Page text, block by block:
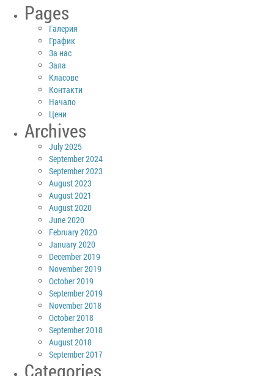
Pages
Галерия
График
За нас
Зала
Класове
Контакти
Начало
Цени
Archives
July 2025
September 2024
September 2023
August 2023
August 2021
August 2020
June 2020
February 2020
January 2020
December 2019
November 2019
October 2019
September 2019
November 2018
October 2018
September 2018
August 2018
September 2017
Categories